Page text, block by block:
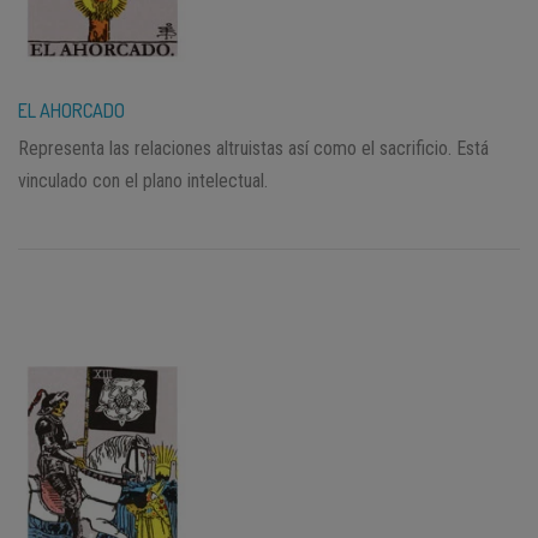
EL AHORCADO
Representa las relaciones altruistas así como el sacrificio. Está
vinculado con el plano intelectual.